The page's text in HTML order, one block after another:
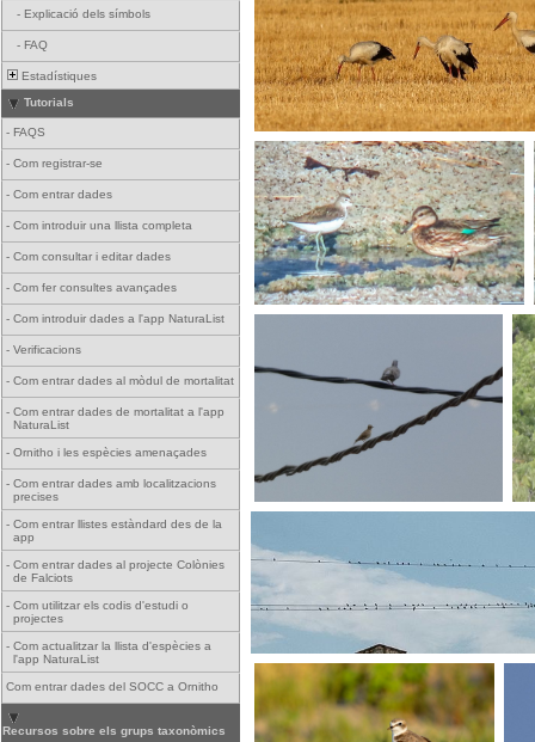
- Explicació dels símbols
- FAQ
Estadístiques
Tutorials
- FAQS
- Com registrar-se
- Com entrar dades
- Com introduir una llista completa
- Com consultar i editar dades
- Com fer consultes avançades
- Com introduir dades a l'app NaturaList
- Verificacions
- Com entrar dades al mòdul de mortalitat
- Com entrar dades de mortalitat a l'app
NaturaList
- Ornitho i les espècies amenaçades
- Com entrar dades amb localitzacions
precises
- Com entrar llistes estàndard des de la
app
- Com entrar dades al projecte Colònies
de Falciots
- Com utilitzar els codis d'estudi o
projectes
- Com actualitzar la llista d'espècies a
l'app NaturaList
Com entrar dades del SOCC a Ornitho
Recursos sobre els grups taxonòmics